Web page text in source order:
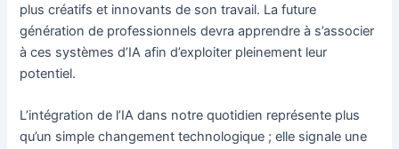
plus créatifs et innovants de son travail. La future
génération de professionnels devra apprendre à s’associer
à ces systèmes d’IA afin d’exploiter pleinement leur
potentiel.
L’intégration de l’IA dans notre quotidien représente plus
qu’un simple changement technologique ; elle signale une